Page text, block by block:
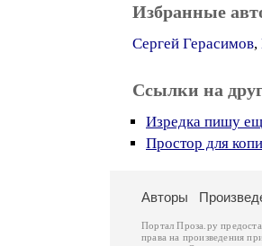
Избранные
Сергей Герасимов,
Ссылки на
Изредка пишу
Простор для
Авторы
Портал Проза.ру
права на произведения